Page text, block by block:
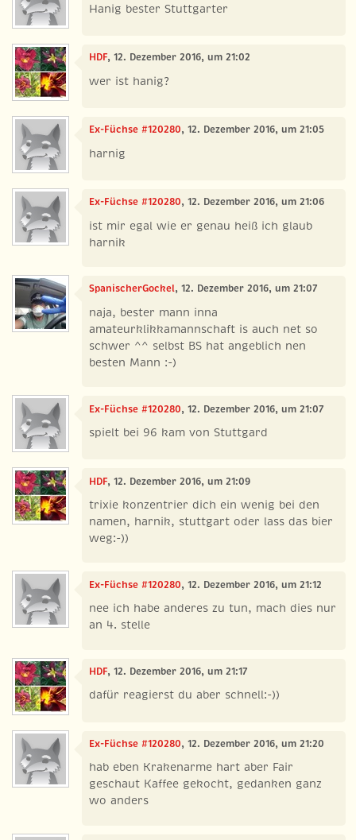
Hanig bester Stuttgarter
HDF, 12. Dezember 2016, um 21:02
wer ist hanig?
Ex-Füchse #120280, 12. Dezember 2016, um 21:05
harnig
Ex-Füchse #120280, 12. Dezember 2016, um 21:06
ist mir egal wie er genau heiß ich glaub
harnik
SpanischerGockel, 12. Dezember 2016, um 21:07
naja, bester mann inna
amateurklikkamannschaft is auch net so
schwer ^^ selbst BS hat angeblich nen
besten Mann :-)
Ex-Füchse #120280, 12. Dezember 2016, um 21:07
spielt bei 96 kam von Stuttgard
HDF, 12. Dezember 2016, um 21:09
trixie konzentrier dich ein wenig bei den
namen, harnik, stuttgart oder lass das bier
weg:-))
Ex-Füchse #120280, 12. Dezember 2016, um 21:12
nee ich habe anderes zu tun, mach dies nur
an 4. stelle
HDF, 12. Dezember 2016, um 21:17
dafür reagierst du aber schnell:-))
Ex-Füchse #120280, 12. Dezember 2016, um 21:20
hab eben Krakenarme hart aber Fair
geschaut Kaffee gekocht, gedanken ganz
wo anders